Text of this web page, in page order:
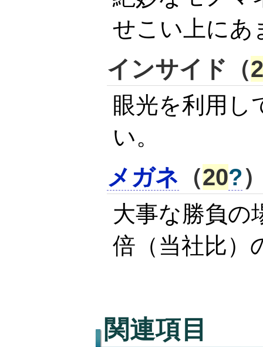
せこい上にあ
インサイド（
眼光を利用し
い。
メガネ （20?
大事な勝負の
倍（当社比）
関連項目